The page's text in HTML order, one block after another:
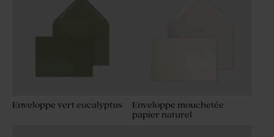
Enveloppe vert eucalyptus
Enveloppe mouchetée
papier naturel